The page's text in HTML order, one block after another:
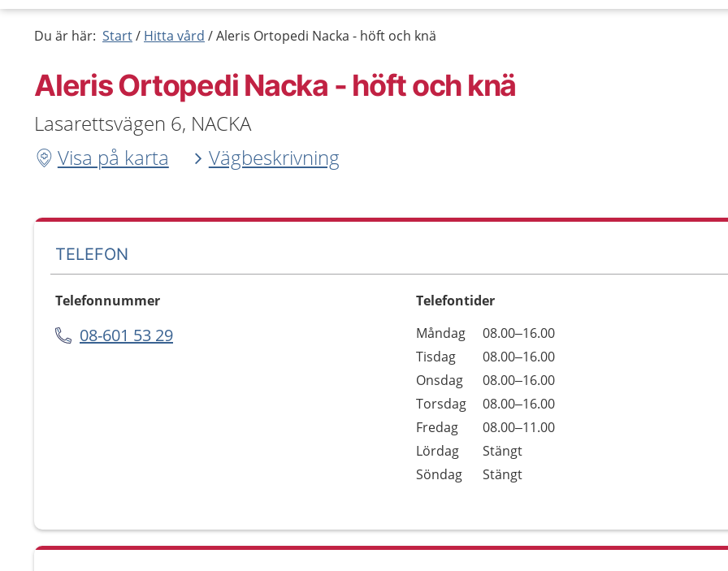
Du är här: Start Hitta vård Aleris Ortopedi Nacka - höft och knä
Aleris Ortopedi Nacka - höft och knä
Lasarettsvägen 6, NACKA
Visa på karta
Vägbeskrivning
TELEFON
Telefonnummer
08-601 53 29
Telefontider
Dag
Öppettider
Kommentarer
Måndag
08.00–16.00
Tisdag
08.00–16.00
Onsdag
08.00–16.00
Torsdag
08.00–16.00
Fredag
08.00–11.00
Lördag
Stängt
Söndag
Stängt